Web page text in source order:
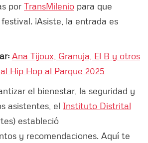
por TransMilenio para que
¡Asiste, la entrada es
Ana Tijoux, Granuja, El B y otros
Hip Hop al Parque 2025
el bienestar, la seguridad y
asistentes, el Instituto Distrital
estableció
y recomendaciones. Aquí te